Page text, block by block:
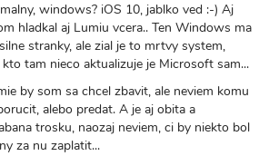
windows? iOS 10, jablko ved :-) Aj
hladkal aj Lumiu vcera.. Ten Windows ma
stranky, ale zial je to mrtvy system,
kto tam nieco aktualizuje je Microsoft sam...
by som sa chcel zbavit, ale neviem komu
alebo predat. A je aj obita a
trosku, naozaj neviem, ci by niekto bol
za nu zaplatit...